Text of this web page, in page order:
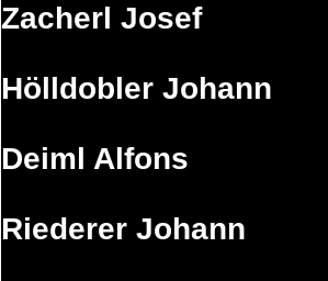
Zacherl Josef
Hölldobler Johann
Deiml Alfons
Riederer Johann